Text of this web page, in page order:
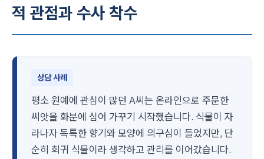
적 관점과 수사 착수
상담 사례
평소 원예에 관심이 많던 A씨는 온라인으로 주문한
씨앗을 화분에 심어 가꾸기 시작했습니다. 식물이 자
라나자 독특한 향기와 모양에 의구심이 들었지만, 단
순히 희귀 식물이라 생각하고 관리를 이어갔습니다.